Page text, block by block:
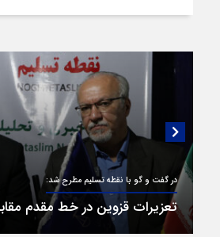
در گفت و گو با نقطه تسلیم مطرح شد:
تعزیرات قزوین در خط مقدم